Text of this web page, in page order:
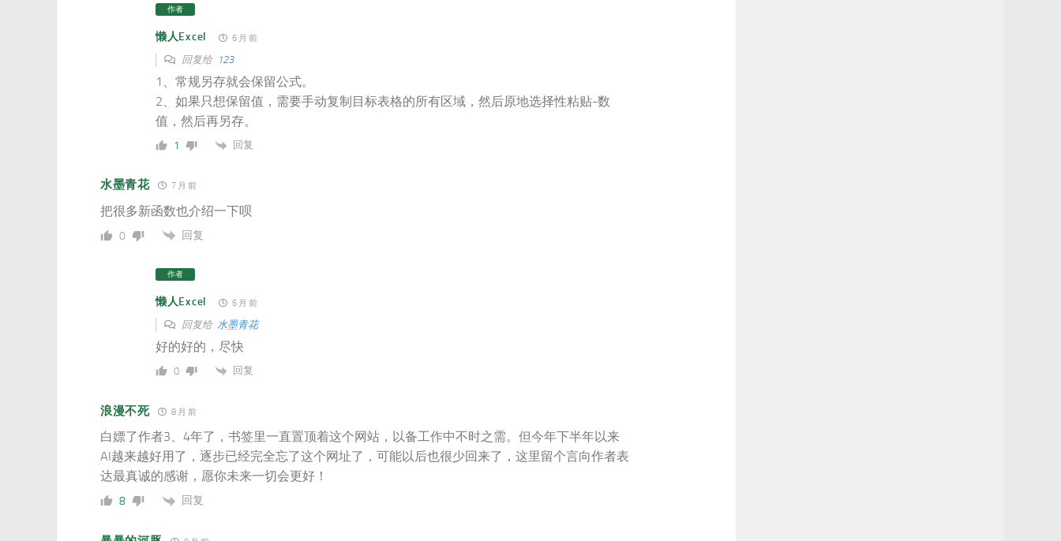
作者
懒人Excel 6 月 前
回复给 123
1、常规另存就会保留公式。
2、如果只想保留值，需要手动复制目标表格的所有区域，然后原地选择性粘贴-数
值，然后再另存。
1 回复
水墨青花 7 月 前
把很多新函数也介绍一下呗
0 回复
作者
懒人Excel 6 月 前
回复给 水墨青花
好的好的，尽快
0 回复
浪漫不死 8 月 前
白嫖了作者3、4年了，书签里一直置顶着这个网站，以备工作中不时之需。但今年下半年以来
AI越来越好用了，逐步已经完全忘了这个网址了，可能以后也很少回来了，这里留个言向作者表
达最真诚的感谢，愿你未来一切会更好！
8 回复